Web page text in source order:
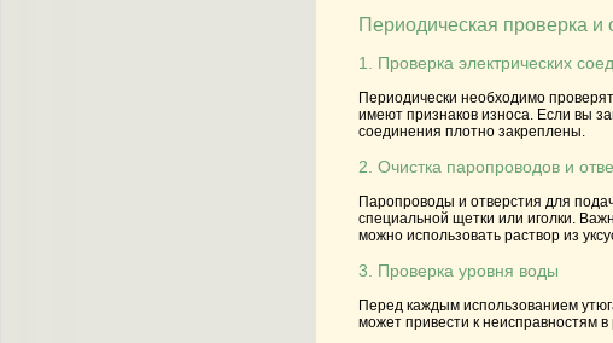
Периодическая проверка и
1. Проверка электрических
Периодически необходимо
имеют признаков износа. Если вы
соединения плотно закреплены.
2. Очистка паропроводов и
Паропроводы и отверстия для
специальной щетки или иголки.
можно использовать раствор из
3. Проверка уровня воды
Перед каждым использованием
может привести к неисправностям в